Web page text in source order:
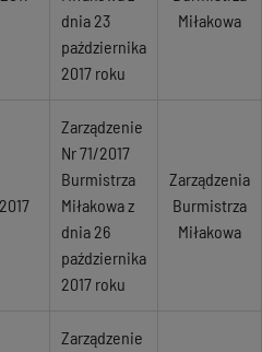
dnia 23
października
2017 roku
Miłakowa
Zarządzenie
Nr 71/2017
Burmistrza
Miłakowa z
dnia 26
października
2017 roku
Zarządzenia
Burmistrza
Miłakowa
Zarządzenie